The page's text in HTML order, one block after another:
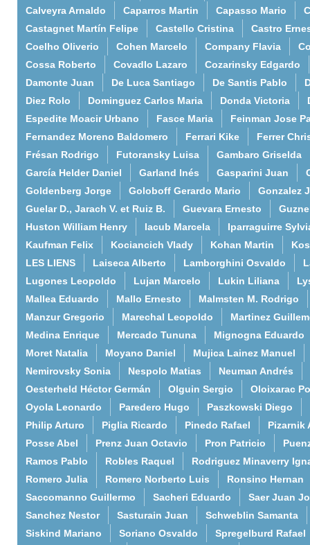
Calveyra Arnaldo
Caparros Martin Capasso Mario
Castagnet Martín Felipe
Castello Cristina
Castro
Coelho Oliverio
Cohen Marcelo Company Flavia
Cossa Roberto
Covadlo Lazaro
Cozarinsky Edgardo
Damonte Juan
De Luca Santiago De Santis Pablo
Diez Rolo
Dominguez Carlos Maria Donda Victoria
Espedite Moacir Urbano
Fasce Maria
Feinman Jose
Fernandez Moreno Baldomero
Ferrari Kike
Ferrer
Frésan Rodrigo
Futoransky Luisa
Gambaro Griselda
García Helder Daniel
Garland Inés Gasparini Juan
Goldenberg Jorge
Goloboff Gerardo Mario
Gonzalez
Guelar D., Jarach V. et Ruiz B.
Guevara Ernesto
Huston William Henry
Iacub Marcela
Iparraguirre
Kaufman Felix
Kociancich Vlady Kohan Martin
LES LIENS
Laiseca Alberto Lamborghini Osvaldo
Lugones Leopoldo
Lujan Marcelo Lukin Liliana
Mallea Eduardo
Mallo Ernesto
Malmsten M. Rodrigo
Manzur Gregorio
Marechal Leopoldo
Martinez
Medina Enrique
Mercado Tununa
Mignogna Eduardo
Moret Natalia
Moyano Daniel
Mujica Lainez Manuel
Nemirovsky Sonia
Nespolo Matias
Neuman Andrés
Oesterheld Héctor Germán
Olguin Sergio
Oloixarac
Oyola Leonardo
Paredero Hugo
Paszkowski Diego
Philip Arturo
Piglia Ricardo Pinedo Rafael
Pizarnik
Posse Abel
Prenz Juan Octavio Pron Patricio
Ramos Pablo
Robles Raquel
Rodriguez Minaverry
Romero Julia
Romero Norberto Luis
Ronsino Hernan
Saccomanno Guillermo
Sacheri Eduardo
Saer Juan
Sanchez Nestor
Sasturain Juan
Schweblin Samanta
Siskind Mariano
Soriano Osvaldo
Spregelburd Rafael